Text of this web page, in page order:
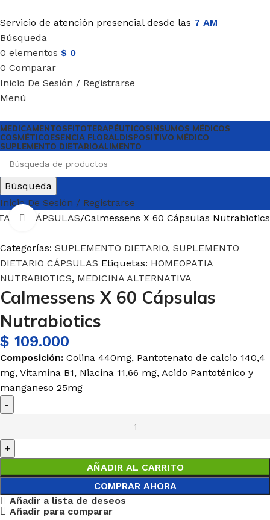
Servicio de atención presencial desde las 7 AM
Búsqueda
0 elementos $ 0
0 Comparar
Inicio De Sesión / Registrarse
Menú
MEDICAMENTOSFITOTERAPÉUTICOSINSUMOS MÉDICOS
COSMÉTICOESENCIA FLORALDISPOSITIVO MÉDICO
SUPLEMENTO DIETARIOALIMENTO
Búsqueda
Inicio De Sesión / Registrarse
CÁPSULAS Calmessens X 60 Cápsulas Nutrabiotics
Haga Click para agrandar
Categorías: SUPLEMENTO DIETARIO, SUPLEMENTO
DIETARIO CÁPSULAS Etiquetas: HOMEOPATIA
NUTRABIOTICS, MEDICINA ALTERNATIVA
Calmessens X 60 Cápsulas
Nutrabiotics
$ 109.000
Composición: Colina 440mg, Pantotenato de calcio 140,4
mg, Vitamina B1, Niacina 11,66 mg, Acido Pantoténico y
manganeso 25mg
AÑADIR AL CARRITO
COMPRAR AHORA
Añadir a lista de deseos
Añadir para comparar